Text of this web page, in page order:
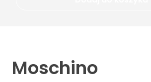
Moschino